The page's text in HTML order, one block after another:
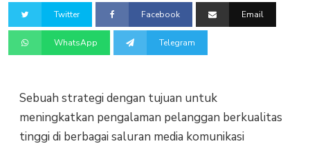
Twitter Facebook Email
WhatsApp Telegram
Sebuah strategi dengan tujuan untuk
meningkatkan pengalaman pelanggan berkualitas
tinggi di berbagai saluran media komunikasi